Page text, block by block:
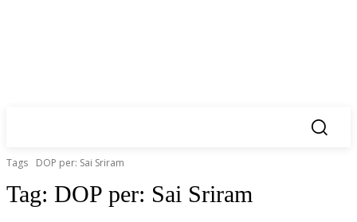
Tags DOP per: Sai Sriram
Tag: DOP per: Sai Sriram